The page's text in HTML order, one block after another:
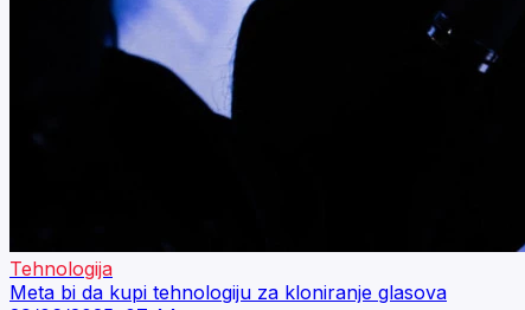
Tehnologija
Meta bi da kupi tehnologiju za kloniranje glasova